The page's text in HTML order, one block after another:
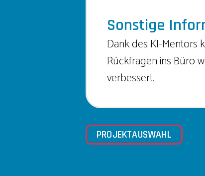
Sonstige
Dank des KI-Mentors
Rückfragen ins Büro
verbessert.
PROJEKTAUSWAHL